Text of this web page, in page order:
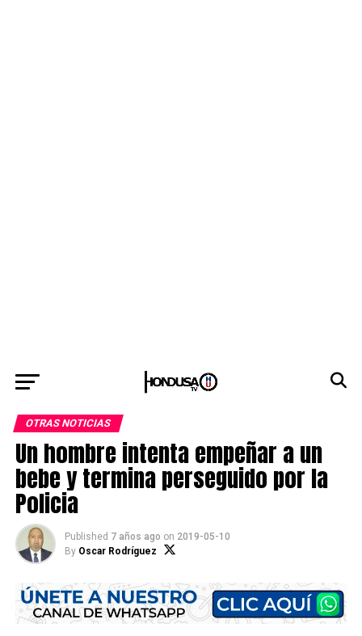
OTRAS NOTICIAS
Un hombre intenta empeñar a un
bebe y termina perseguido por la
Policia
Published 7 años ago on 2019-05-10
By Oscar Rodríguez